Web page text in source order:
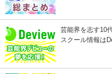
芸能界を志す10
スクール情報は